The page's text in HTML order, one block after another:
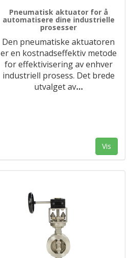
Pneumatisk aktuator for å
automatisere dine industrielle
prosesser
Den pneumatiske aktuatoren
er en kostnadseffektiv metode
for effektivisering av enhver
industriell prosess. Det brede
utvalget av…
Vis